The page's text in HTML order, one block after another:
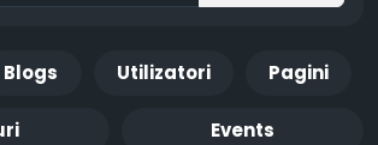
Blogs Utilizatori Pagini
Events